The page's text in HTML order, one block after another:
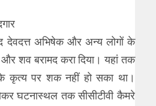
अभिषेक और अन्य लोगों के
शव बरामद करा दिया। यहां तक
के कृत्य पर शक नहीं हो सका था।
घटनास्थल तक सीसीटीवी कैमरे